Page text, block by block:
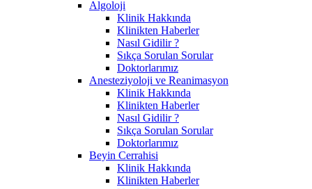
Algoloji
Klinik Hakkında
Klinikten Haberler
Nasıl Gidilir ?
Sıkça Sorulan Sorular
Doktorlarımız
Anesteziyoloji ve Reanimasyon
Klinik Hakkında
Klinikten Haberler
Nasıl Gidilir ?
Sıkça Sorulan Sorular
Doktorlarımız
Beyin Cerrahisi
Klinik Hakkında
Klinikten Haberler